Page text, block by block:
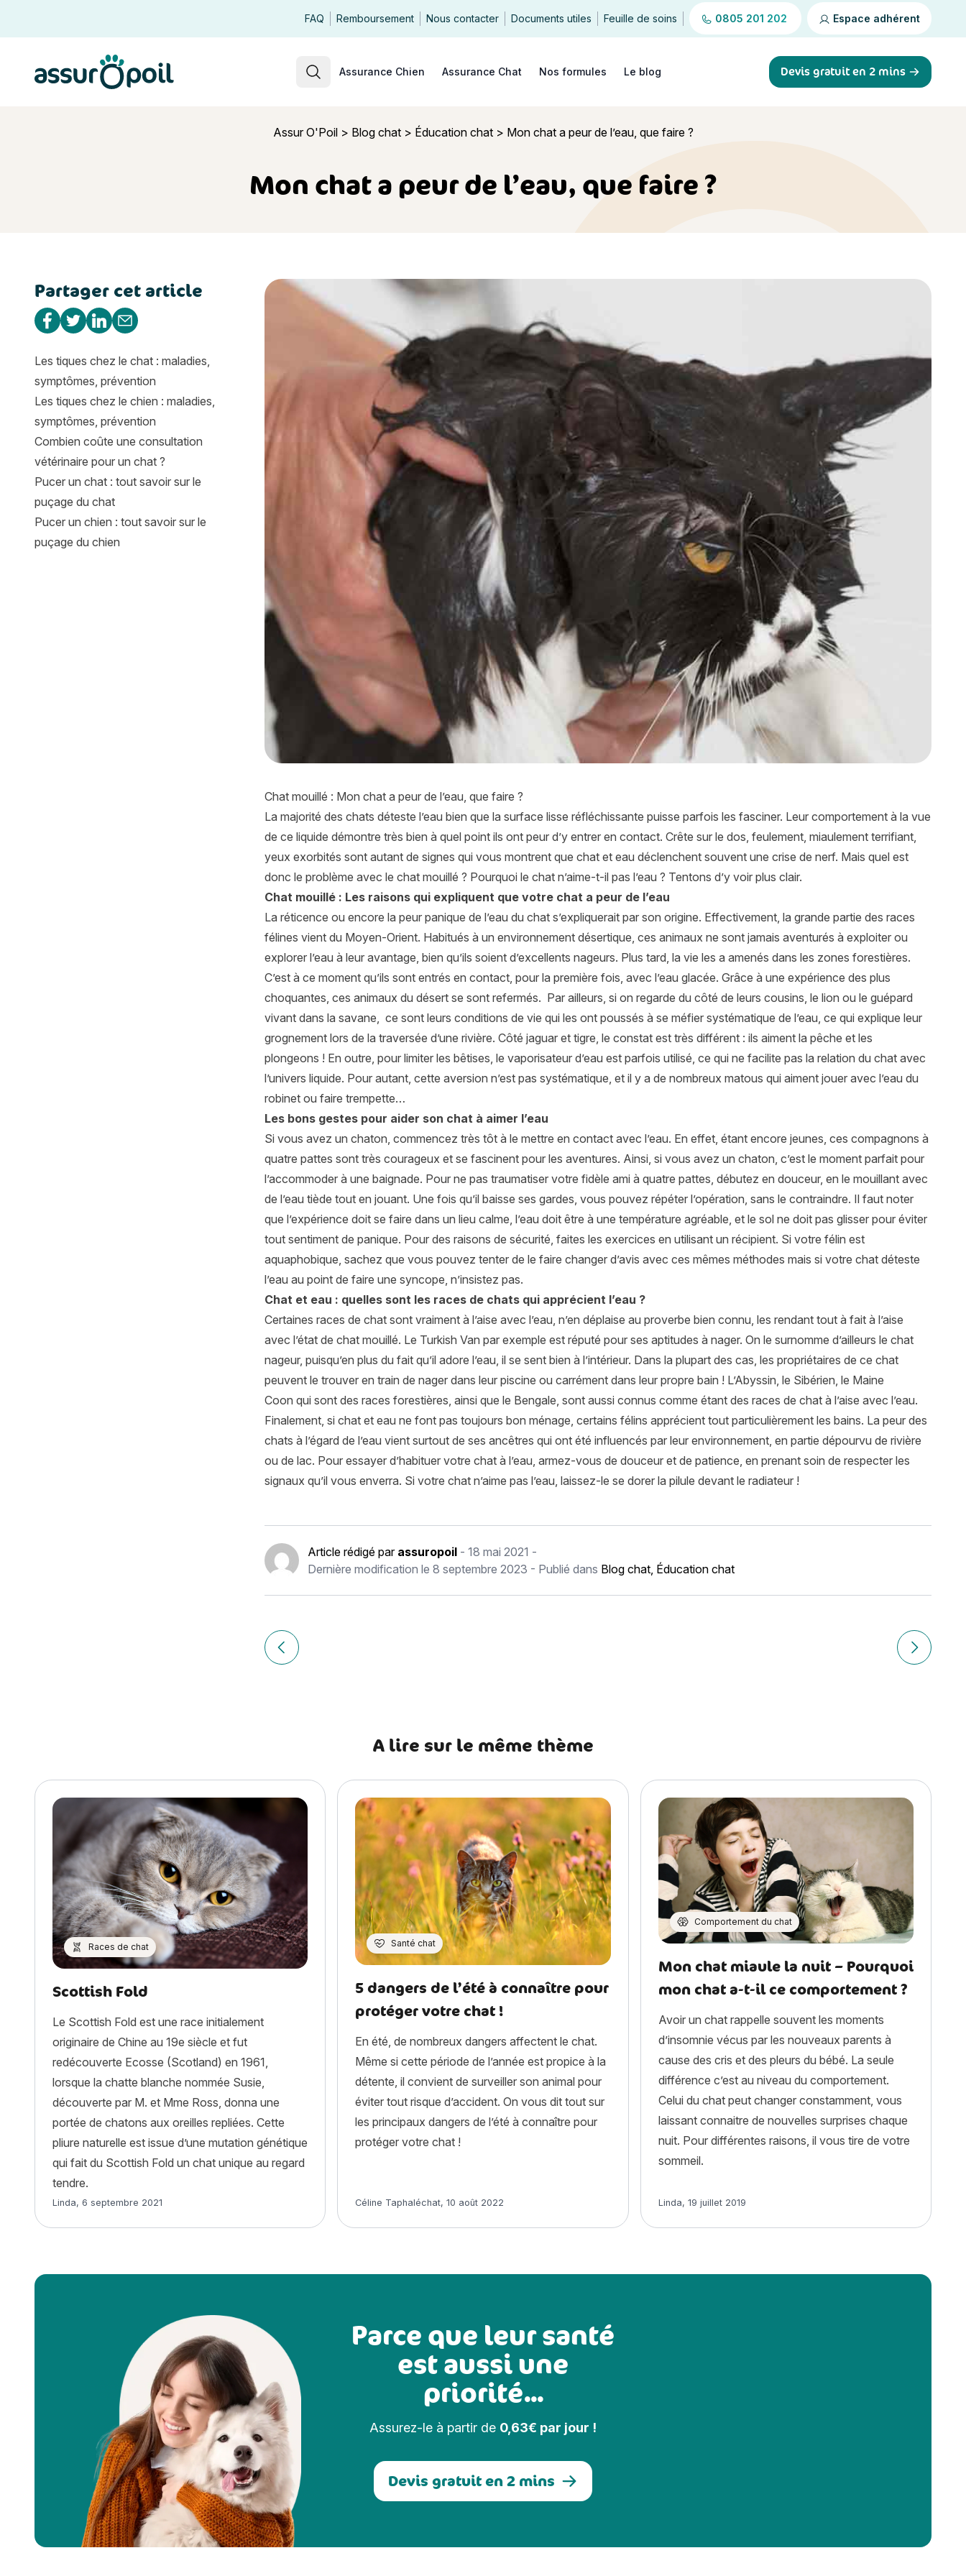
FAQ Remboursement Nous contacter Documents utiles Feuille de soins 0805 201 202 Espace adhérent
Rechercher
Assurance Chien Assurance Chat Nos formules Le blog Devis gratuit en 2 mins
Assur O'Poil> Blog chat> Éducation chat> Mon chat a peur de l’eau, que faire ?
Mon chat a peur de l’eau, que faire ?
Mon chat a peur de l’eau, que faire ?
Chat mouillé : Mon chat a peur de l’eau, que faire ?
La majorité des chats déteste l’eau bien que la surface lisse réfléchissante puisse parfois les fasciner. Leur comportement à la vue
de ce liquide démontre très bien à quel point ils ont peur d’y entrer en contact. Crête sur le dos, feulement, miaulement terrifiant,
yeux exorbités sont autant de signes qui vous montrent que chat et eau déclenchent souvent une crise de nerf. Mais quel est
donc le problème avec le chat mouillé ? Pourquoi le chat n’aime-t-il pas l’eau ? Tentons d’y voir plus clair.
Chat mouillé : Les raisons qui expliquent que votre chat a peur de l’eau
La réticence ou encore la peur panique de l’eau du chat s’expliquerait par son origine. Effectivement, la grande partie des races
félines vient du Moyen-Orient. Habitués à un environnement désertique, ces animaux ne sont jamais aventurés à exploiter ou
explorer l’eau à leur avantage, bien qu’ils soient d’excellents nageurs. Plus tard, la vie les a amenés dans les zones forestières.
C’est à ce moment qu’ils sont entrés en contact, pour la première fois, avec l’eau glacée. Grâce à une expérience des plus
choquantes, ces animaux du désert se sont refermés. Par ailleurs, si on regarde du côté de leurs cousins, le lion ou le guépard
vivant dans la savane, ce sont leurs conditions de vie qui les ont poussés à se méfier systématique de l’eau, ce qui explique leur
grognement lors de la traversée d’une rivière. Côté jaguar et tigre, le constat est très différent : ils aiment la pêche et les
plongeons ! En outre, pour limiter les bêtises, le vaporisateur d’eau est parfois utilisé, ce qui ne facilite pas la relation du chat avec
l’univers liquide. Pour autant, cette aversion n’est pas systématique, et il y a de nombreux matous qui aiment jouer avec l’eau du
robinet ou faire trempette…
Les bons gestes pour aider son chat à aimer l’eau
Si vous avez un chaton, commencez très tôt à le mettre en contact avec l’eau. En effet, étant encore jeunes, ces compagnons à
quatre pattes sont très courageux et se fascinent pour les aventures. Ainsi, si vous avez un chaton, c’est le moment parfait pour
l’accommoder à une baignade. Pour ne pas traumatiser votre fidèle ami à quatre pattes, débutez en douceur, en le mouillant avec
de l’eau tiède tout en jouant. Une fois qu’il baisse ses gardes, vous pouvez répéter l’opération, sans le contraindre. Il faut noter
que l’expérience doit se faire dans un lieu calme, l’eau doit être à une température agréable, et le sol ne doit pas glisser pour éviter
tout sentiment de panique. Pour des raisons de sécurité, faites les exercices en utilisant un récipient. Si votre félin est
aquaphobique, sachez que vous pouvez tenter de le faire changer d’avis avec ces mêmes méthodes mais si votre chat déteste
l’eau au point de faire une syncope, n’insistez pas.
Chat et eau : quelles sont les races de chats qui apprécient l’eau ?
Certaines races de chat sont vraiment à l’aise avec l’eau, n’en déplaise au proverbe bien connu, les rendant tout à fait à l’aise
avec l’état de chat mouillé. Le Turkish Van par exemple est réputé pour ses aptitudes à nager. On le surnomme d’ailleurs le chat
nageur, puisqu’en plus du fait qu’il adore l’eau, il se sent bien à l’intérieur. Dans la plupart des cas, les propriétaires de ce chat
peuvent le trouver en train de nager dans leur piscine ou carrément dans leur propre bain ! L’Abyssin, le Sibérien, le Maine
Coon qui sont des races forestières, ainsi que le Bengale, sont aussi connus comme étant des races de chat à l’aise avec l’eau.
Finalement, si chat et eau ne font pas toujours bon ménage, certains félins apprécient tout particulièrement les bains. La peur des
chats à l’égard de l’eau vient surtout de ses ancêtres qui ont été influencés par leur environnement, en partie dépourvu de rivière
ou de lac. Pour essayer d’habituer votre chat à l’eau, armez-vous de douceur et de patience, en prenant soin de respecter les
signaux qu’il vous enverra. Si votre chat n’aime pas l’eau, laissez-le se dorer la pilule devant le radiateur !
Article rédigé par assuropoil - 18 mai 2021 -
Dernière modification le 8 septembre 2023 - Publié dans Blog chat, Éducation chat
Navigation
de
Article précédent Comment brosser son chat ? Article
Partager cet article
Partager sur Facebook
Partager sur Twitter
Partager sur Linkedin
Partager par e-mail
Les tiques chez le chat : maladies,
symptômes, prévention
Les tiques chez le chien : maladies,
symptômes, prévention
Combien coûte une consultation
vétérinaire pour un chat ?
Pucer un chat : tout savoir sur le
puçage du chat
Pucer un chien : tout savoir sur le
puçage du chien
A lire sur le même thème
Races de chat
Scottish Fold
Le Scottish Fold est une race initialement
originaire de Chine au 19e siècle et fut
redécouverte Ecosse (Scotland) en 1961,
lorsque la chatte blanche nommée Susie,
découverte par M. et Mme Ross, donna une
portée de chatons aux oreilles repliées. Cette
pliure naturelle est issue d’une mutation génétique
qui fait du Scottish Fold un chat unique au regard
tendre.
Article rédigé par
Linda, 6 septembre 2021
Santé chat
5 dangers de l’été à connaître pour
protéger votre chat !
En été, de nombreux dangers affectent le chat.
Même si cette période de l’année est propice à la
détente, il convient de surveiller son animal pour
éviter tout risque d’accident. On vous dit tout sur
les principaux dangers de l’été à connaître pour
protéger votre chat !
Article rédigé par
Céline Taphaléchat,10 août 2022
Comportement du chat
Mon chat miaule la nuit – Pourquoi
mon chat a-t-il ce comportement ?
Avoir un chat rappelle souvent les moments
d’insomnie vécus par les nouveaux parents à
cause des cris et des pleurs du bébé. La seule
différence c’est au niveau du comportement.
Celui du chat peut changer constamment, vous
laissant connaitre de nouvelles surprises chaque
nuit. Pour différentes raisons, il vous tire de votre
sommeil.
Article rédigé par
Linda, 19 juillet 2019
Parce que leur santé
est aussi une
priorité...
Assurez-le à partir de 0,63€ par jour !
Devis gratuit en 2 mins